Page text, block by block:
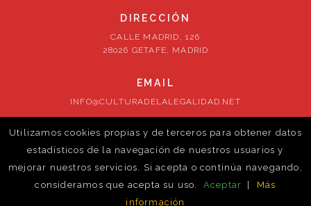
DIRECCIÓN
CALLE MADRID, 126
28026 GETAFE, MADRID
EMAIL
INFO@CULTURADELALEGALIDAD.NET
SÍGUENOS
Utilizamos cookies propias y de terceros para obtener datos
estadísticos de la navegación de nuestros usuarios y
mejorar nuestros servicios. Si acepta o continúa navegando,
consideramos que acepta su uso.
Aceptar
Más
información